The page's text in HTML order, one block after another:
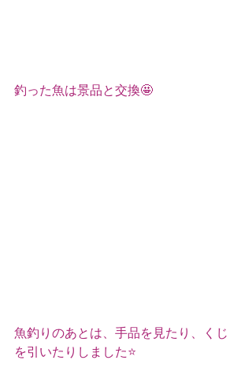
釣った魚は景品と交換🤩
魚釣りのあとは、手品を見たり、くじ
を引いたりしました⭐